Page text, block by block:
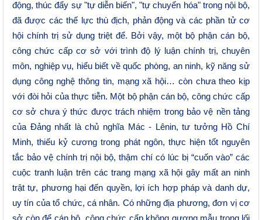
động, thúc đẩy sự "tự diễn biến", "tự chuyển hóa" trong nội bộ,
đã được các thế lực thù địch, phản động và các phần tử cơ
hội chính trị sử dụng triệt để. Bởi vậy, một bộ phận cán bộ,
công chức cấp cơ sở với trình độ lý luận chính trị, chuyên
môn, nghiệp vụ, hiểu biết về quốc phòng, an ninh, kỹ năng sử
dụng công nghệ thông tin, mạng xã hội… còn chưa theo kịp
với đòi hỏi của thực tiễn. Một bộ phận cán bộ, công chức cấp
cơ sở chưa ý thức được trách nhiệm trong bảo vệ nền tảng
của Đảng nhất là chủ nghĩa Mác - Lênin, tư tưởng Hồ Chí
Minh, thiếu kỷ cương trong phát ngôn, thực hiện tốt nguyên
tắc bảo vệ chính trị nội bộ, thậm chí có lúc bị “cuốn vào” các
cuộc tranh luận trên các trang mạng xã hội gây mất an ninh
trật tự, phương hại đến quyền, lợi ích hợp pháp và danh dự,
uy tín của tổ chức, cá nhân. Có những địa phương, đơn vị cơ